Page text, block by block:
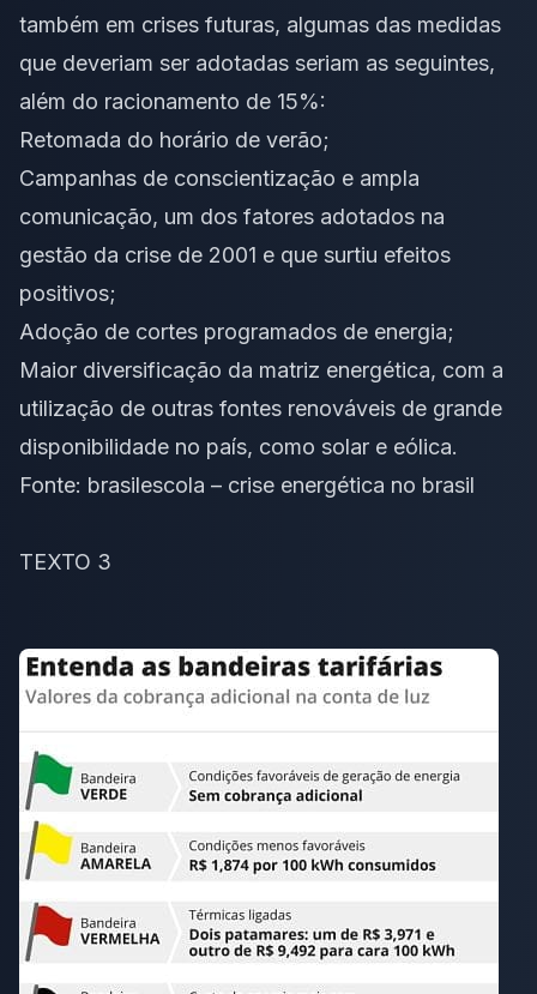
também em crises futuras, algumas das medidas
que deveriam ser adotadas seriam as seguintes,
além do racionamento de 15%:
Retomada do horário de verão;
Campanhas de conscientização e ampla
comunicação, um dos fatores adotados na
gestão da crise de 2001 e que surtiu efeitos
positivos;
Adoção de cortes programados de energia;
Maior diversificação da matriz energética, com a
utilização de outras fontes renováveis de grande
disponibilidade no país, como solar e eólica.
Fonte: brasilescola – crise energética no brasil
TEXTO 3